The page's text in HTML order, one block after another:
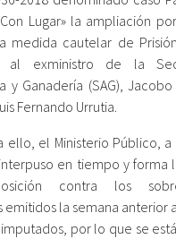
Lugar» la ampliación
medida cautelar de
al exministro de la
y Ganadería (SAG),
Fernando Urrutia.
ello, el Ministerio Público,
interpuso en tiempo y forma
contra los
emitidos la semana anterior
por lo que se